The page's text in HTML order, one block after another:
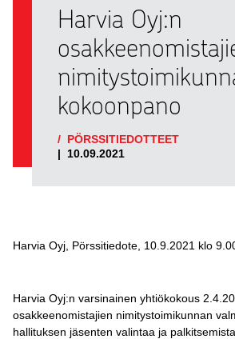
Harvia Oyj:n
kokoonpano
/ PÖRSSITIEDOTTEET
|
10.09.2021
Harvia Oyj, Pörssitiedote, 10.9.2021 klo
Harvia Oyj:n varsinainen yhtiökokous
osakkeenomistajien nimitystoimikunnan
hallituksen jäsenten valintaa ja